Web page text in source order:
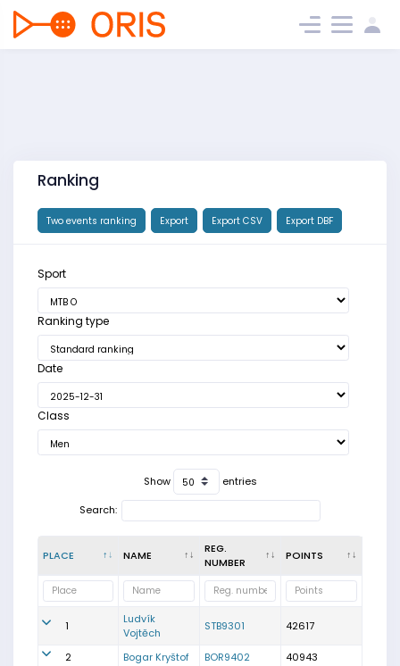
Ranking
Two events ranking Export Export CSV Export DBF
Sport
Ranking type
Date
Class
Show entries
Search:
PLACE NAME
REG.
NUMBER
POINTS
1
Ludvík
Vojtěch
STB9301 42617
2 Bogar Kryštof BOR9402
40943